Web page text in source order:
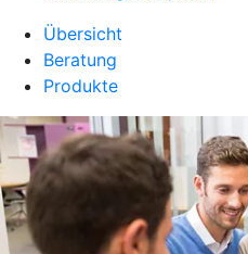
Übersicht
Beratung
Produkte